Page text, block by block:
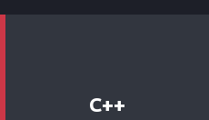
C++